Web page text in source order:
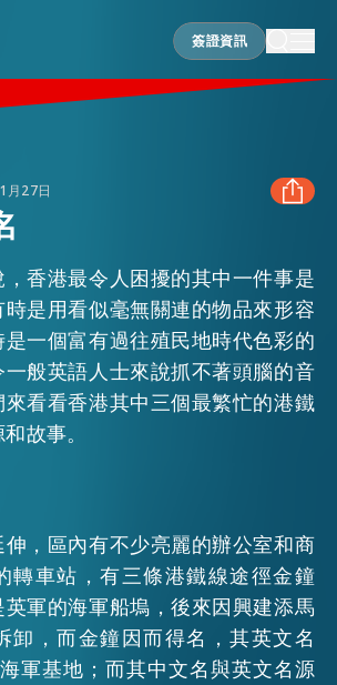
簽證資訊
簽證資訊
月27日
LINKEDIN
WHATSAPP
香港最令人困擾的其中一件事是
是用看似毫無關連的物品來形容
一個富有過往殖民地時代色彩的
般英語人士來說抓不著頭腦的音
看看香港其中三個最繁忙的港鐵
故事。
，區內有不少亮麗的辦公室和商
轉車站，有三條港鐵線途徑金鐘
軍的海軍船塢，後來因興建添馬
卸，而金鐘因而得名，其英文名
軍基地；而其中文名與英文名源